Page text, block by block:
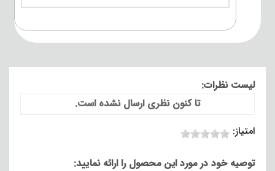
لیست نظرات:
تا کنون نظری ارسال نشده است.
امتیاز:
توصیه خود در مورد این محصول را ارائه نمایید: